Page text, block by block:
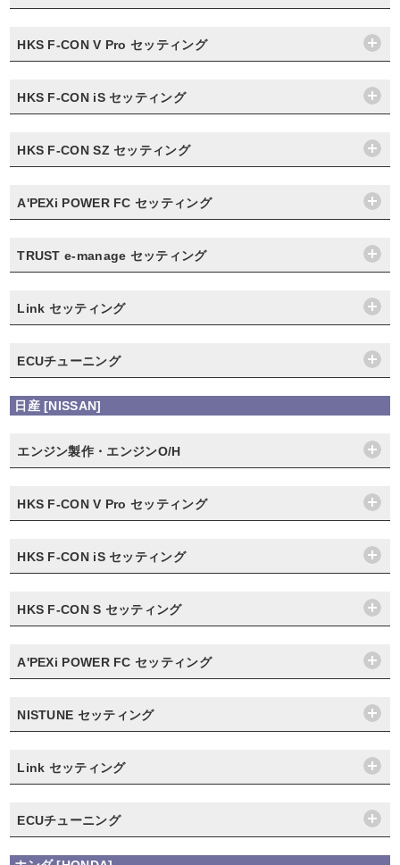
HKS F-CON V Pro セッティング
HKS F-CON iS セッティング
HKS F-CON SZ セッティング
A'PEXi POWER FC セッティング
TRUST e-manage セッティング
Link セッティング
ECUチューニング
日産 [NISSAN]
エンジン製作・エンジンO/H
HKS F-CON V Pro セッティング
HKS F-CON iS セッティング
HKS F-CON S セッティング
A'PEXi POWER FC セッティング
NISTUNE セッティング
Link セッティング
ECUチューニング